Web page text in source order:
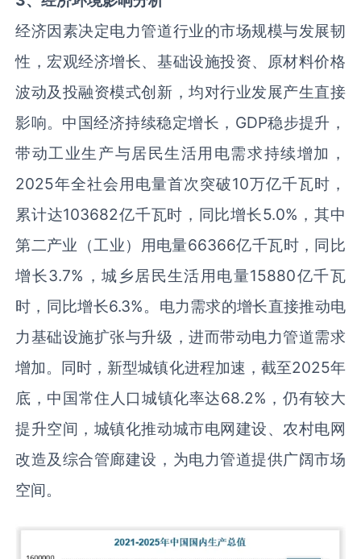
经济因素决定电力管道行业的市场规模与发展韧
性，宏观经济增长、基础设施投资、原材料价格
波动及投融资模式创新，均对行业发展产生直接
影响。中国经济持续稳定增长，GDP稳步提升，
带动工业生产与居民生活用电需求持续增加，
2025年全社会用电量首次突破10万亿千瓦时，
累计达103682亿千瓦时，同比增长5.0%，其中
第二产业（工业）用电量66366亿千瓦时，同比
增长3.7%，城乡居民生活用电量15880亿千瓦
时，同比增长6.3%。电力需求的增长直接推动电
力基础设施扩张与升级，进而带动电力管道需求
增加。同时，新型城镇化进程加速，截至2025年
底，中国常住人口城镇化率达68.2%，仍有较大
提升空间，城镇化推动城市电网建设、农村电网
改造及综合管廊建设，为电力管道提供广阔市场
空间。